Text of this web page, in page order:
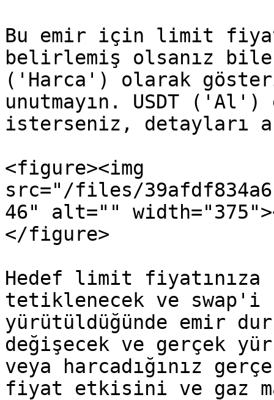
Bu emir için limit
belirlemiş olsanız
('Harca') olarak
unutmayın. USDT ('Al')
isterseniz, detayları
<figure><img
src="/files/
46" alt=""
</figure>
Hedef limit fiyatınıza
tetiklenecek ve swap'i
yürütüldüğünde emir
değişecek ve gerçek
veya harcadığınız
fiyat etkisini ve gaz